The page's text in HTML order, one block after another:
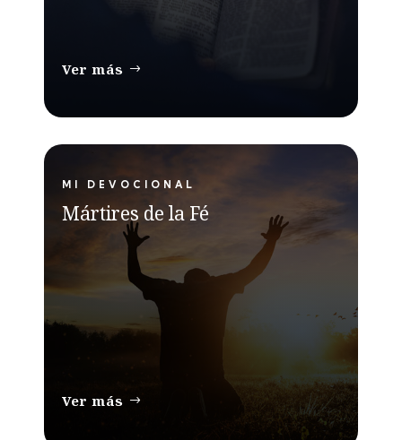
Ver más
MI DEVOCIONAL
Mártires de la Fé
Ver más